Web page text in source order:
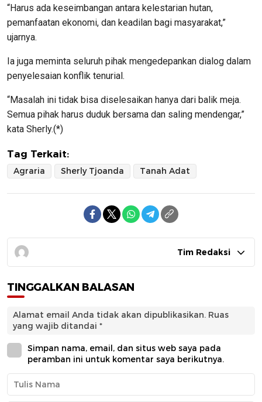
“Harus ada keseimbangan antara kelestarian hutan,
pemanfaatan ekonomi, dan keadilan bagi masyarakat,”
ujarnya.
Ia juga meminta seluruh pihak mengedepankan dialog dalam
penyelesaian konflik tenurial.
“Masalah ini tidak bisa diselesaikan hanya dari balik meja.
Semua pihak harus duduk bersama dan saling mendengar,”
kata Sherly.(*)
Tag Terkait:
Agraria Sherly Tjoanda Tanah Adat
Tim Redaksi
TINGGALKAN BALASAN
Alamat email Anda tidak akan dipublikasikan. Ruas
yang wajib ditandai *
Simpan nama, email, dan situs web saya pada
peramban ini untuk komentar saya berikutnya.